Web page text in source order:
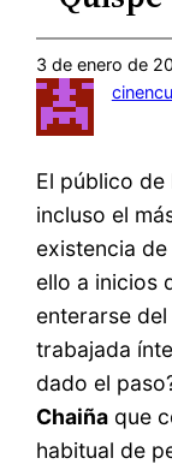
3 de enero de
El público de
incluso el
existencia
ello a inicios
enterarse
trabajada
dado el
Chaiña que
habitual de